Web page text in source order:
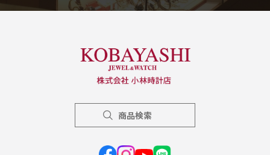
商品検索